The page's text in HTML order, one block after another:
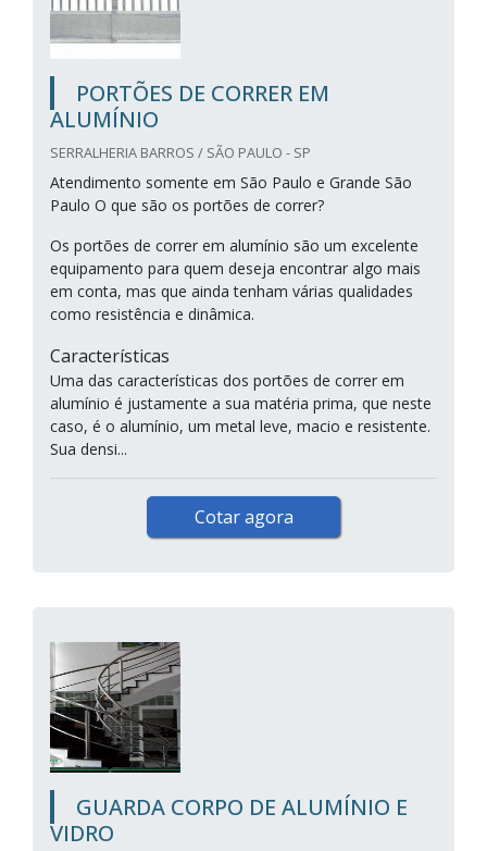
PORTÕES DE CORRER EM
ALUMÍNIO
SERRALHERIA BARROS / SÃO PAULO - SP
Atendimento somente em São Paulo e Grande São
Paulo O que são os portões de correr?
Os portões de correr em alumínio são um excelente
equipamento para quem deseja encontrar algo mais
em conta, mas que ainda tenham várias qualidades
como resistência e dinâmica.
Características
Uma das características dos portões de correr em
alumínio é justamente a sua matéria prima, que neste
caso, é o alumínio, um metal leve, macio e resistente.
Sua densi...
Cotar agora
GUARDA CORPO DE ALUMÍNIO E
VIDRO